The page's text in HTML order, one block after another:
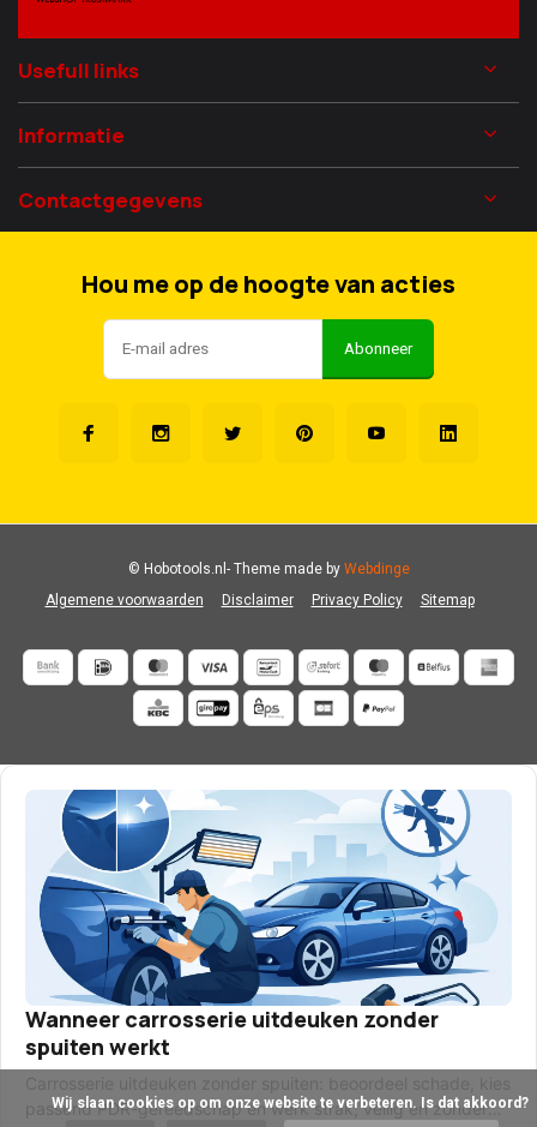
Usefull links
Informatie
Contactgegevens
Hou me op de hoogte van acties
Abonneer
Algemene voorwaarden Disclaimer Privacy Policy Sitemap
© Hobotools.nl- Theme made byWebdinge
Wanneer carrosserie uitdeuken zonder
spuiten werkt
passend PDR-gereedschap en werk strak, veilig en zonder